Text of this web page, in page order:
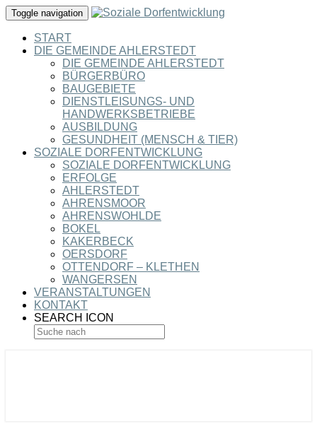
Toggle navigation
START
DIE GEMEINDE AHLERSTEDT
DIE GEMEINDE AHLERSTEDT
BÜRGERBÜRO
BAUGEBIETE
DIENSTLEISUNGS- UND
HANDWERKSBETRIEBE
AUSBILDUNG
GESUNDHEIT (MENSCH & TIER)
SOZIALE DORFENTWICKLUNG
SOZIALE DORFENTWICKLUNG
ERFOLGE
AHLERSTEDT
AHRENSMOOR
AHRENSWOHLDE
BOKEL
KAKERBECK
OERSDORF
OTTENDORF – KLETHEN
WANGERSEN
VERANSTALTUNGEN
KONTAKT
SEARCH ICON